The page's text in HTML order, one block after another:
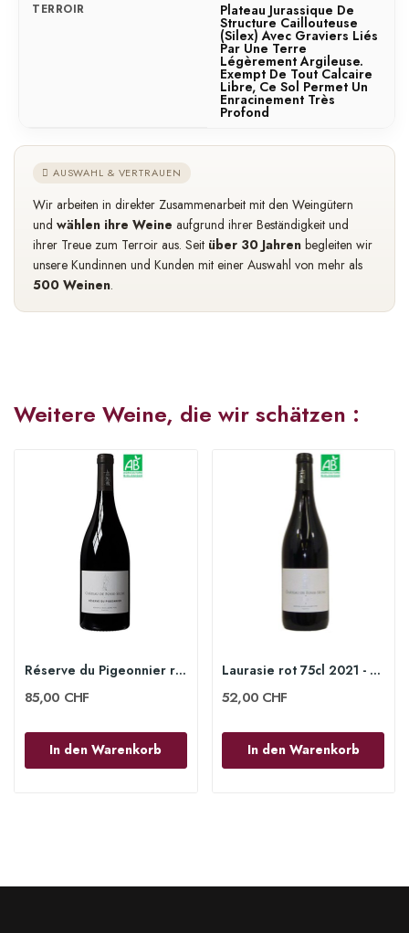
TERROIR Plateau Jurassique De
Structure Caillouteuse
(silex) Avec Graviers Liés
Par Une Terre
Légèrement Argileuse.
Exempt De Tout Calcaire
Libre, Ce Sol Permet Un
Enracinement Très
Profond
AUSWAHL & VERTRAUEN
Wir arbeiten in direkter Zusammenarbeit mit den Weingütern
und wählen ihre Weine aufgrund ihrer Beständigkeit und
ihrer Treue zum Terroir aus. Seit über 30 Jahren begleiten wir
unsere Kundinnen und Kunden mit einer Auswahl von mehr als
500 Weinen.
Weitere Weine, die wir schätzen :
Réserve du Pigeonnier rot 75cl 2023 - Château...
85,00 CHF
In den Warenkorb
Laurasie rot 75cl 2021 - Château de Fosse-Sèche
52,00 CHF
In den Warenkorb